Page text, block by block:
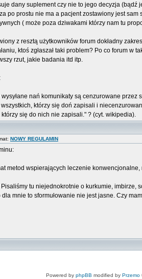
dany suplement czy nie to jego decyzja
po prostu nie ma a pacjent zostawiony jest
( może poza dziwakami którzy nam tu
z resztą użytkowników forum dokładny
ktoś zgłaszał taki problem? Po co forum
rzut, jakie badania itd itp.
nań komunikaty są cenzurowane przez
którzy się doń zapisali i
się do nich nie zapisali." ? (cyt. wikipedia).
NOWY REGULAMIN
metod wspierających leczenie
tu niejednokrotnie o kurkumie,
mnie to sformułowanie nie jest jasne. Czy
Powered by phpBB modified by Przemo